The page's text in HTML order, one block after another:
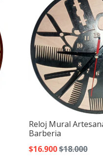
Reloj Mural
Barberia
$16.900$18.000